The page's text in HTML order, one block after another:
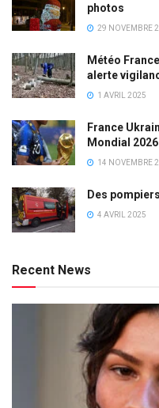
photos
29 NOVEMBRE
Météo
alerte
1 AVRIL 2025
France
Mondial 2026
14 NOVEMBRE
Des
4 AVRIL 2025
Recent News